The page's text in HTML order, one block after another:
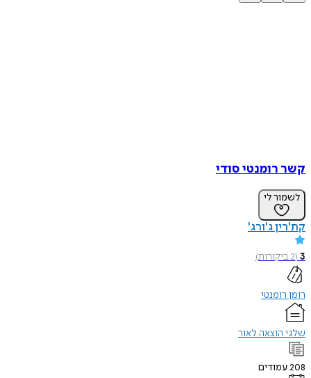
קשר רומנטי סודי
לשמור לי
קת'רין ג'ורג'
3
(
2ביקורות)
רומן רומנטי
שלגי הוצאה לאור
208עמודים